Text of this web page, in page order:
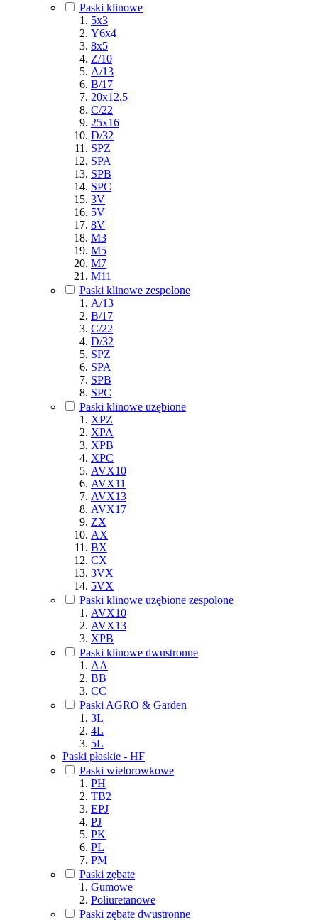
Paski klinowe
5x3
Y6x4
8x5
Z/10
A/13
B/17
20x12,5
C/22
25x16
D/32
SPZ
SPA
SPB
SPC
3V
5V
8V
M3
M5
M7
M11
Paski klinowe zespolone
A/13
B/17
C/22
D/32
SPZ
SPA
SPB
SPC
Paski klinowe uzębione
XPZ
XPA
XPB
XPC
AVX10
AVX11
AVX13
AVX17
ZX
AX
BX
CX
3VX
5VX
Paski klinowe uzębione zespolone
AVX10
AVX13
XPB
Paski klinowe dwustronne
AA
BB
CC
Paski AGRO & Garden
3L
4L
5L
Paski płaskie - HF
Paski wielorowkowe
PH
TB2
EPJ
PJ
PK
PL
PM
Paski zębate
Gumowe
Poliuretanowe
Paski zębate dwustronne